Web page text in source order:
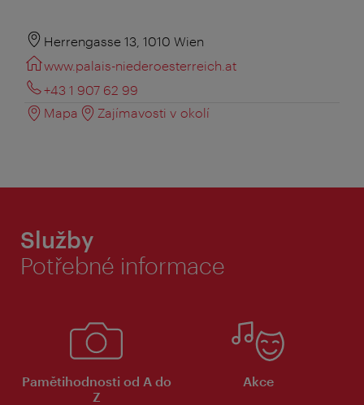
Herrengasse 13, 1010 Wien
www.palais-niederoesterreich.at
+43 1 907 62 99
Mapa
Zajímavosti v okolí
Služby
Potřebné informace
Pamětihodnosti od A do
Z
Akce